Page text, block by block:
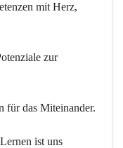
mit Herz,
zur
für das Miteinander.
ist uns